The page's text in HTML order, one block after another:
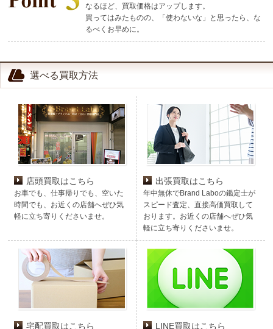
なるほど、買取価格はアップします。
買ってはみたものの、「使わないな」と思ったら、な
るべくお早めに。
選べる買取方法
店頭買取はこちら
お車でも、仕事帰りでも、空いた
時間でも、お近くの店舗へぜひ気
軽に立ち寄りくださいませ。
出張買取はこちら
年中無休でBrand Laboの鑑定士が
スピード査定、直接高価買取して
おります。お近くの店舗へぜひ気
軽に立ち寄りくださいませ。
宅配買取はこちら LINE買取はこちら